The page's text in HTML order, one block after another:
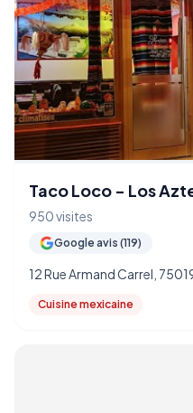
Taco Loco - Los
950 visites
Google avis (119)
12 Rue Armand Carrel,
Cuisine mexicaine